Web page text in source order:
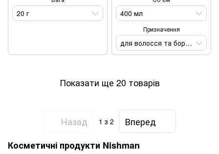
20 г 400 мл
Призначення
для волосся та бороди
Показати ще 20 товарів
Назад 1 з 2
Вперед
Косметичні продукти Nishman